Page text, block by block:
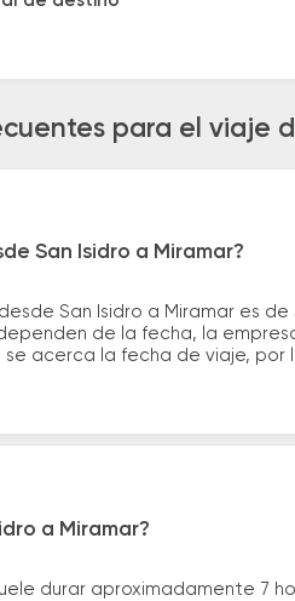
para el viaje
San Isidro a Miramar?
San Isidro a Miramar es
de la fecha, la
se acerca la fecha de viaje,
a Miramar?
durar aproximadamente 7